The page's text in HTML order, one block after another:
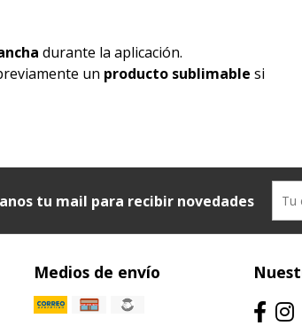
durante la aplicación.
un producto sublimable si
tu mail para recibir novedades
Medios de envío